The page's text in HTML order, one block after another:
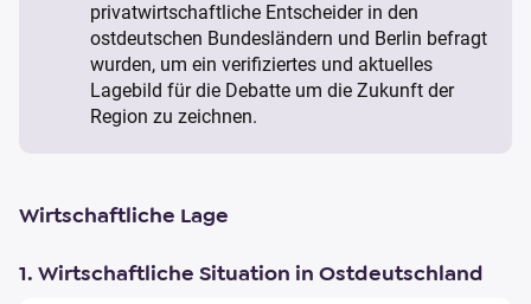
privatwirtschaftliche Entscheider in den
ostdeutschen Bundesländern und Berlin befragt
wurden, um ein verifiziertes und aktuelles
Lagebild für die Debatte um die Zukunft der
Region zu zeichnen.
Wirtschaftliche Lage
1. Wirtschaftliche Situation in Ostdeutschland